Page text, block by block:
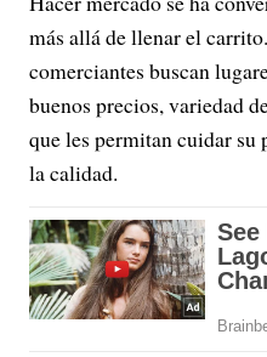
más allá de llenar el
comerciantes buscan
buenos precios, variedad
que les permitan cuidar su
la calidad.